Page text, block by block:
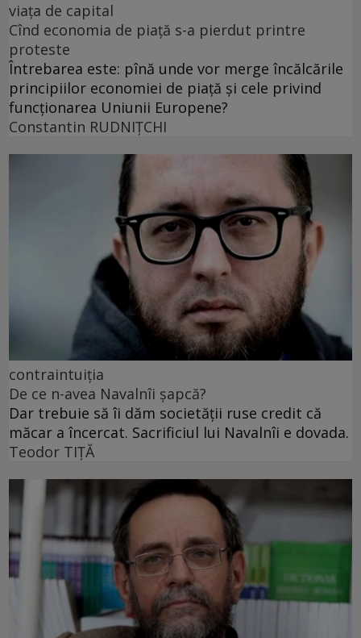
viața de capital
Cînd economia de piață s-a pierdut printre
proteste
Întrebarea este: pînă unde vor merge încălcările
principiilor economiei de piață și cele privind
funcționarea Uniunii Europene?
Constantin RUDNIŢCHI
contraintuiția
De ce n-avea Navalnîi șapcă?
Dar trebuie să îi dăm societății ruse credit că
măcar a încercat. Sacrificiul lui Navalnîi e dovada.
Teodor TIŢĂ